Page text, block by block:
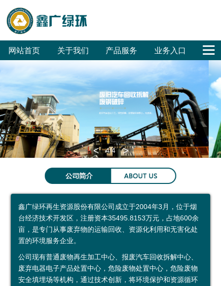
网站首页 关于我们
公
司
概
况
鑫
广
文
化
合
作
户
联
们
集
成
员
鑫
广
再
烟
台
绿
产品服务
回
收
体
系
危
废
无
害
化
置
废
旧
汽
车
拆
解
废
旧
家
电
拆
解
普
废
加
工
利
业务入口
销
售
招
标
程
招
标
司
OA
环保科普
环
保
展
示
中
心
普
公
益
参
观
预
约
4/4
< >
鑫广绿环再生资源股份有限公司成立于2004年3月，位于烟
台经济技术开发区，注册资本35495.8153万元，占地600余
亩，是专门从事废弃物的运输回收、资源化利用和无害化处
置的环境服务企业。
公司现有普通废物再生加工中心、报废汽车回收拆解中心、
废弃电器电子产品处置中心，危险废物处置中心，危险废物
安全填埋场等机构，通过技术创新，将环境保护和资源循环